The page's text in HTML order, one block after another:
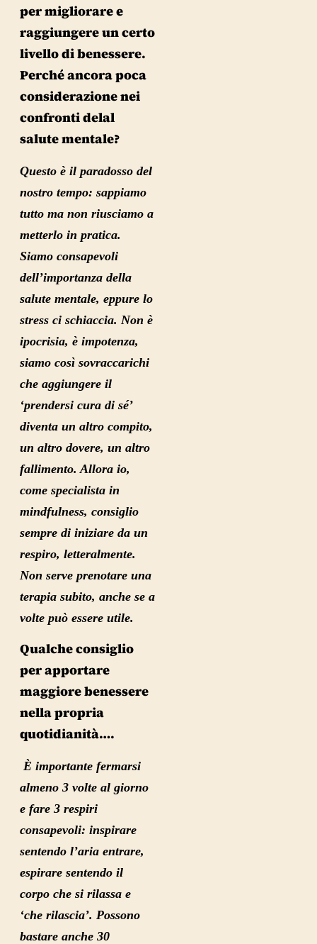
per migliorare e
raggiungere un certo
livello di benessere.
Perché ancora poca
considerazione nei
confronti delal
salute mentale?
Questo è il paradosso del
nostro tempo: sappiamo
tutto ma non riusciamo a
metterlo in pratica.
Siamo consapevoli
dell’importanza della
salute mentale, eppure lo
stress ci schiaccia. Non è
ipocrisia, è impotenza,
siamo così sovraccarichi
che aggiungere il
‘prendersi cura di sé’
diventa un altro compito,
un altro dovere, un altro
fallimento. Allora io,
come specialista in
mindfulness, consiglio
sempre di iniziare da un
respiro, letteralmente.
Non serve prenotare una
terapia subito, anche se a
volte può essere utile.
Qualche consiglio
per apportare
maggiore benessere
nella propria
quotidianità….
È importante fermarsi
almeno 3 volte al giorno
e fare 3 respiri
consapevoli: inspirare
sentendo l’aria entrare,
espirare sentendo il
corpo che si rilassa e
‘che rilascia’. Possono
bastare anche 30